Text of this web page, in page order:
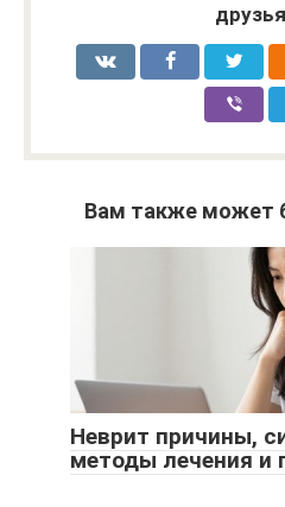
Вам также может
Неврит причины,
методы лечения и